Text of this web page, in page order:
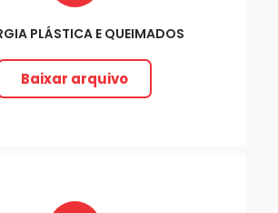
PLÁSTICA E QUEIMADOS
Baixar arquivo